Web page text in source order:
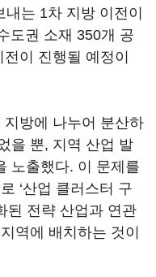
는 1차 지방 이전이
도권 소재 350개 공
이 진행될 예정이
방에 나누어 분산하
을 뿐, 지역 산업 발
노출했다. 이 문제를
‘산업 클러스터 구
된 전략 산업과 연관
역에 배치하는 것이